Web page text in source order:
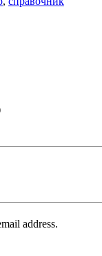
address.